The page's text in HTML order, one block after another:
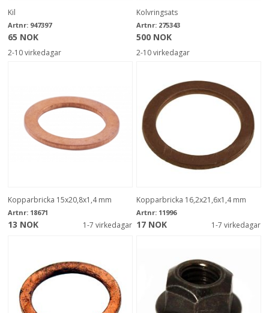
Kil
Artnr: 947397
65 NOK
2-10 virkedagar
Kolvringsats
Artnr: 275343
500 NOK
2-10 virkedagar
Kopparbricka 15x20,8x1,4 mm
Artnr: 18671
13 NOK 1-7 virkedagar
Kopparbricka 16,2x21,6x1,4 mm
Artnr: 11996
17 NOK 1-7 virkedagar